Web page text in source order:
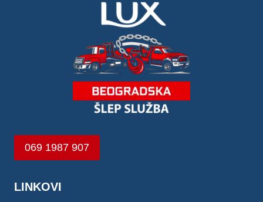
069 1987 907
LINKOVI